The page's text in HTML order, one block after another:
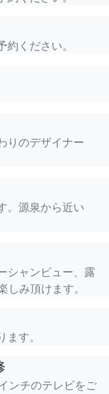
ください。
りのデザイナー
。源泉から近い
シャンビュー、露
み頂けます。
す。
ンチのテレビをご